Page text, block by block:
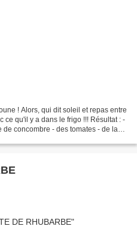
! Alors, qui dit soleil et repas entre
ce qu'il y a dans le frigo !!! Résultat : -
concombre - des tomates - de la